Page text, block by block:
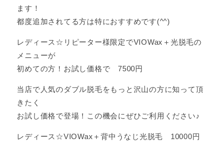
ます！
都度追加されてる方は特におすすめです(^^)
レディース☆リピーター様限定でVIOWax＋光脱毛の
メニューが
初めての方！お試し価格で 7500円
当店で人気のダブル脱毛をもっと沢山の方に知って頂
きたく
お試し価格で登場！この機会にぜひご利用ください♪
レディース☆VIOWax＋背中うなじ光脱毛 10000円